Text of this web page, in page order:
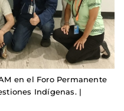
en el Foro Permanente
Indígenas. |